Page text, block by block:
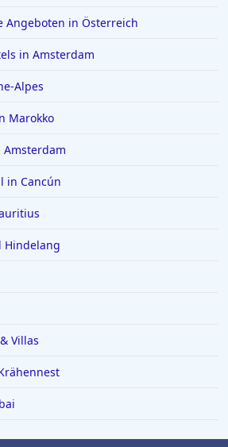
Angeboten in Österreich
in Amsterdam
Alpes
Marokko
Amsterdam
in Cancún
Hindelang
Villas